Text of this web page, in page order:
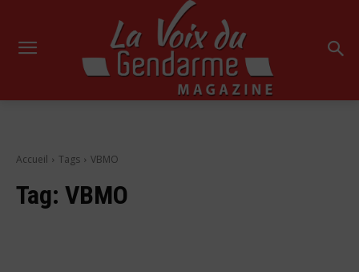
Accueil Tags VBMO
Tag: VBMO